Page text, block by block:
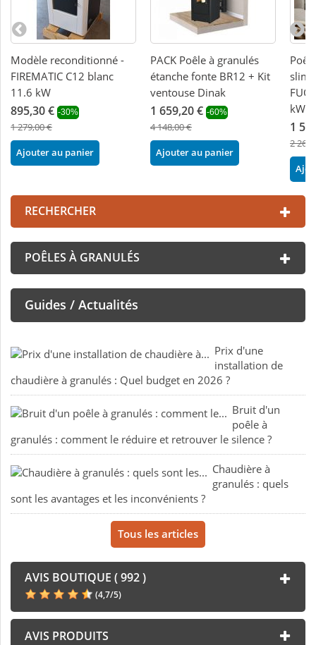
Modèle reconditionné -
FIREMATIC C12 blanc
11.6 kW
895,30 € -30%
1 279,00 €
Ajouter au panier
PACK Poêle à granulés
étanche fonte BR12 + Kit
ventouse Dinak
1 659,20 € -60%
4 148,00 €
Ajouter au panier
slim
kW
1
2
RECHERCHER
POÊLES À GRANULÉS
Guides / Actualités
Prix d'une
installation de
chaudière à granulés : Quel budget en 2026 ?
Bruit d'un
poêle à
granulés : comment le réduire et retrouver le silence ?
Chaudière à
granulés : quels
sont les avantages et les inconvénients ?
Tous les articles
AVIS BOUTIQUE ( 992 )
(4,7/5)
AVIS PRODUITS